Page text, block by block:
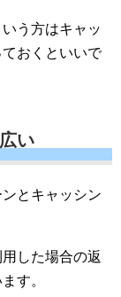
う方はキャッ
おくといいで
い
とキャッシン
した場合の返
す。